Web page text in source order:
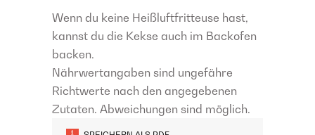
Wenn du keine Heißluftfritteuse hast,
kannst du die Kekse auch im Backofen
backen.
Nährwertangaben sind ungefähre
Richtwerte nach den angegebenen
Zutaten. Abweichungen sind möglich.